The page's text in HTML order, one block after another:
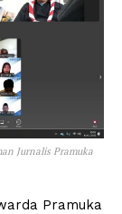
Jurnalis Pramuka
Pramuka